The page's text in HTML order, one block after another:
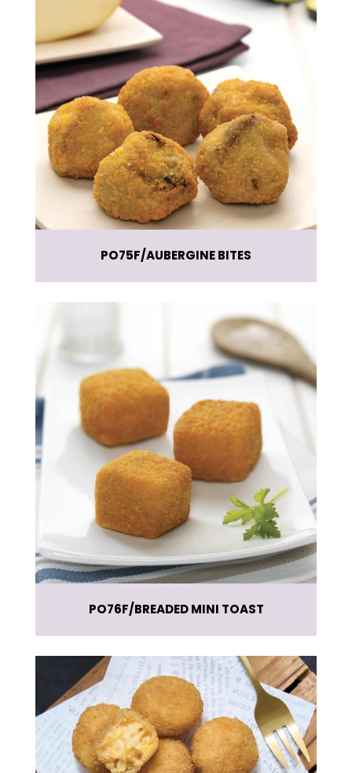
PO75F AUBERGINE BITES
PO76F BREADED MINI TOAST